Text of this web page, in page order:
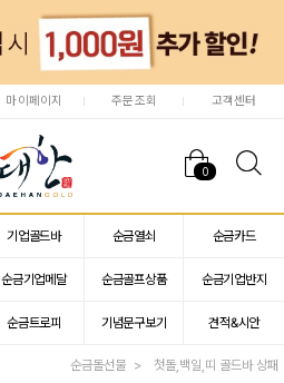
마이페이지 주문조회 고객센터
0
기업골드바 순금열쇠 순금카드
순금기업메달 순금골프상품 순금기업반지
순금트로피 기념문구보기 견적&시안
순금돌선물 첫돌,백일,띠 골드바 상패